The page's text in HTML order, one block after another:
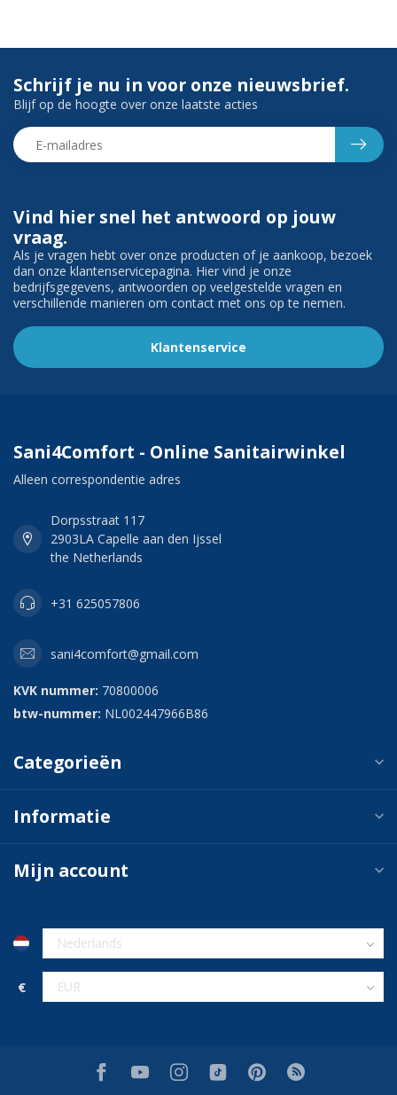
Vind hier snel het antwoord op jouw
vraag.
Als je vragen hebt over onze producten of je aankoop, bezoek
dan onze klantenservicepagina. Hier vind je onze
bedrijfsgegevens, antwoorden op veelgestelde vragen en
verschillende manieren om contact met ons op te nemen.
Klantenservice
Schrijf je nu in voor onze nieuwsbrief.
Blijf op de hoogte over onze laatste acties
Sani4Comfort - Online Sanitairwinkel
Alleen correspondentie adres
Dorpsstraat 117
2903LA Capelle aan den Ijssel
the Netherlands
+31 625057806
sani4comfort@gmail.com
KVK nummer: 70800006
btw-nummer: NL002447966B86
Categorieën
Informatie
Mijn account
€